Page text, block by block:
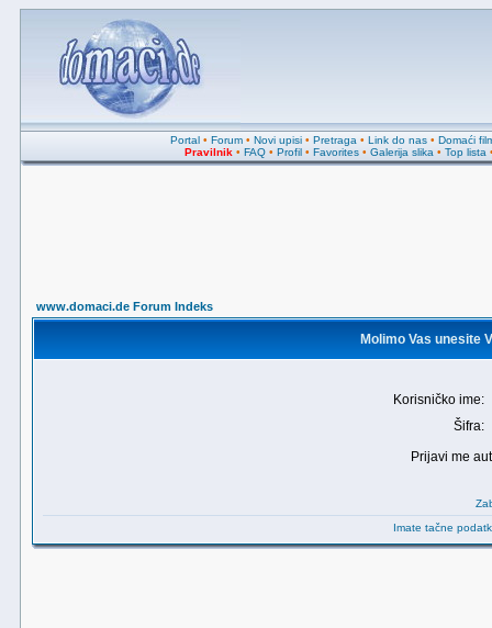
Portal• Forum• Novi upisi• Pretraga • Link do nas• Domaći
Pravilnik • FAQ • Profil • Favorites • Galerija slika • Top lista
www.domaci.de Forum Indeks
Molimo Vas unesite
Korisničko ime:
Šifra:
Prijavi me
Imate tačne